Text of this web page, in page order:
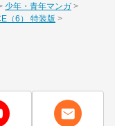
少年・青年マンガ
（6） 特装版